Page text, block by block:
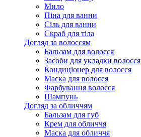
Мило
Піна для ванни
Сіль для ванни
Скраб для тіла
Догляд за волоссям
Бальзам для волосся
Засоби для укладки волосся
Кондиціонер для волосся
Маска для волосся
Фарбування волосся
Шампунь
Догляд за обличчям
Бальзам для губ
Крем для обличчя
Маска для обличчя